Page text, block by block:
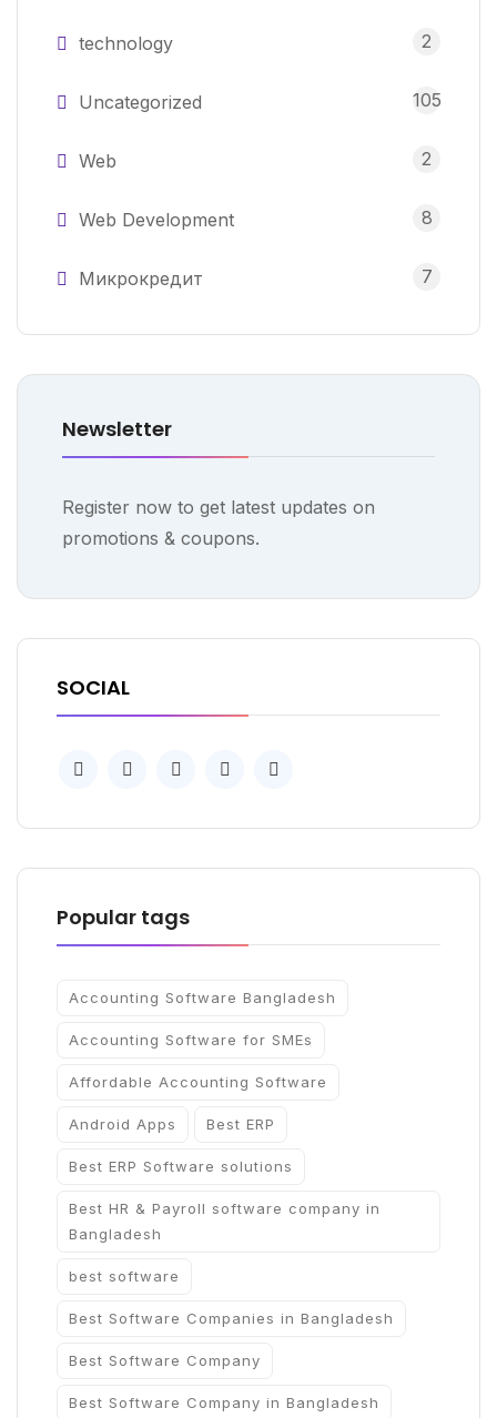
technology 2
Uncategorized 105
Web 2
Web Development 8
Микрокредит 7
Newsletter
Register now to get latest updates on
promotions & coupons.
SOCIAL
Popular tags
Accounting Software Bangladesh
Accounting Software for SMEs
Affordable Accounting Software
Android Apps Best ERP
Best ERP Software solutions
Best HR & Payroll software company in
Bangladesh
best software
Best Software Companies in Bangladesh
Best Software Company
Best Software Company in Bangladesh